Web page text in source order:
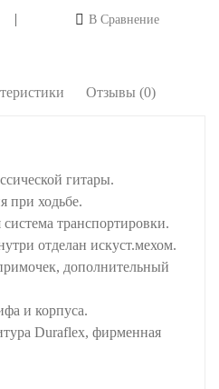
В Сравнение
Отзывы (0)
гитары.
при ходьбе.
транспортировки.
отделан искуст.мехом.
дополнительный
и корпуса.
Duraflex, фирменная